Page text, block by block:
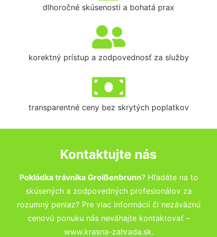
dlhoročné skúsenosti a bohatá prax
korektný prístup a zodpovednosť za služby
transparentné ceny bez skrytých poplatkov
Kontaktujte nás
Pokládka trávnika Groißenbrunn? Hľadáte na to
skúsených a zodpovedných profesionálov za
rozumný peniaz? Pre viac informácií či nezáväznú
cenovú ponuku nás neváhajte kontaktovať –
www.krasna-zahrada.sk.